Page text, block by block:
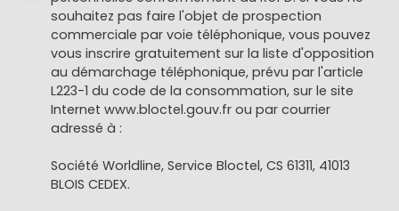
souhaitez pas faire l'objet de prospection
commerciale par voie téléphonique, vous pouvez
vous inscrire gratuitement sur la liste d'opposition
au démarchage téléphonique, prévu par l'article
L223-1 du code de la consommation, sur le site
Internet www.bloctel.gouv.fr ou par courrier
adressé à :
Société Worldline, Service Bloctel, CS 61311, 41013
BLOIS CEDEX.